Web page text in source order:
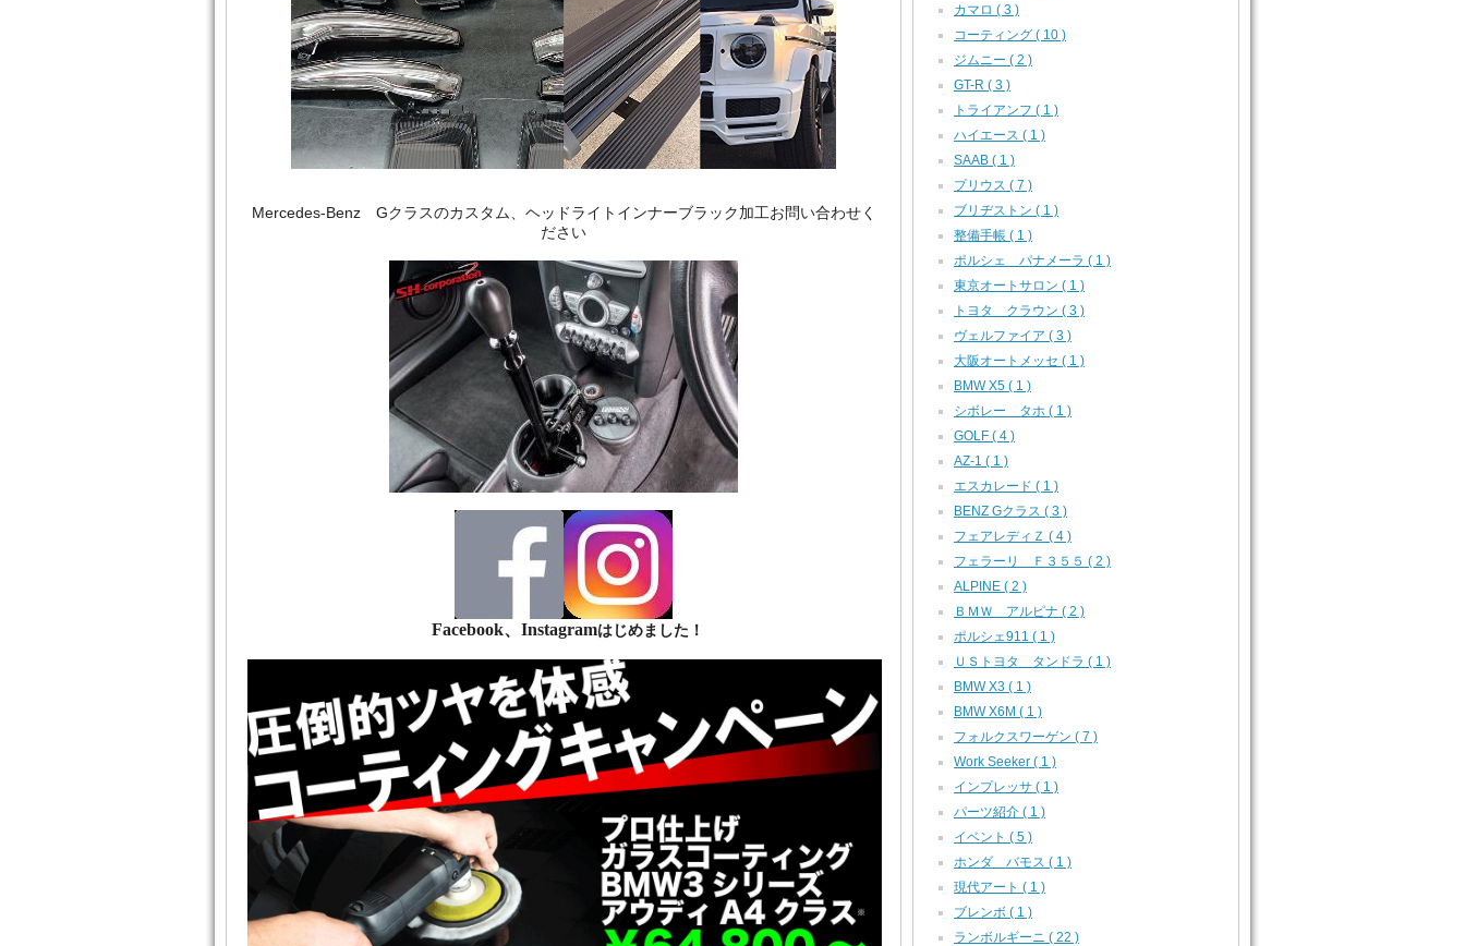
Mercedes‐Benz Gクラスのカスタム、ヘッドライトインナーブラック加工お問い合わせく
ださい
Facebook、Instagramはじめました！
カマロ ( 3 )
コーティング ( 10 )
ジムニー ( 2 )
GT-R ( 3 )
トライアンフ ( 1 )
ハイエース ( 1 )
SAAB ( 1 )
プリウス ( 7 )
ブリヂストン ( 1 )
整備手帳 ( 1 )
ポルシェ パナメーラ ( 1 )
東京オートサロン ( 1 )
トヨタ クラウン ( 3 )
ヴェルファイア ( 3 )
大阪オートメッセ ( 1 )
BMW X5 ( 1 )
シボレー タホ ( 1 )
GOLF ( 4 )
AZ-1 ( 1 )
エスカレード ( 1 )
BENZ Gクラス ( 3 )
フェアレディＺ ( 4 )
フェラーリ Ｆ３５５ ( 2 )
ALPINE ( 2 )
ＢＭＷ アルピナ ( 2 )
ポルシェ911 ( 1 )
ＵＳトヨタ タンドラ ( 1 )
BMW X3 ( 1 )
BMW X6M ( 1 )
フォルクスワーゲン ( 7 )
Work Seeker ( 1 )
インプレッサ ( 1 )
パーツ紹介 ( 1 )
イベント ( 5 )
ホンダ バモス ( 1 )
現代アート ( 1 )
ブレンボ ( 1 )
ランボルギーニ ( 22 )